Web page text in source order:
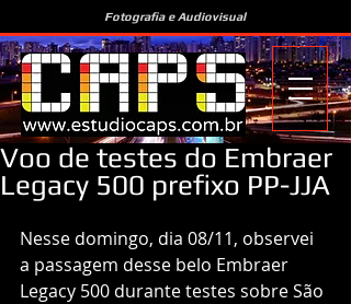
Fotografia e Audiovisual
Voo de testes do Embraer
Legacy 500 prefixo PP-JJA
Nesse domingo, dia 08/11, observei
a passagem desse belo Embraer
Legacy 500 durante testes sobre São